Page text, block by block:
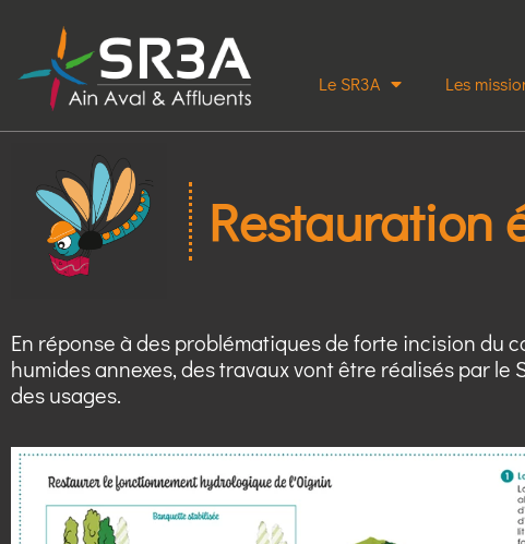
Le SR3A Les
Restauration
En réponse à des problématiques de forte incision du
humides annexes, des travaux vont être réalisés par
des usages.